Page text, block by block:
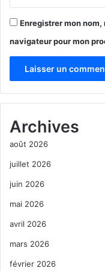
Enregistrer mon
navigateur pour mon
t
e
r
n
Archives
août 2026
juillet 2026
juin 2026
mai 2026
avril 2026
mars 2026
février 2026